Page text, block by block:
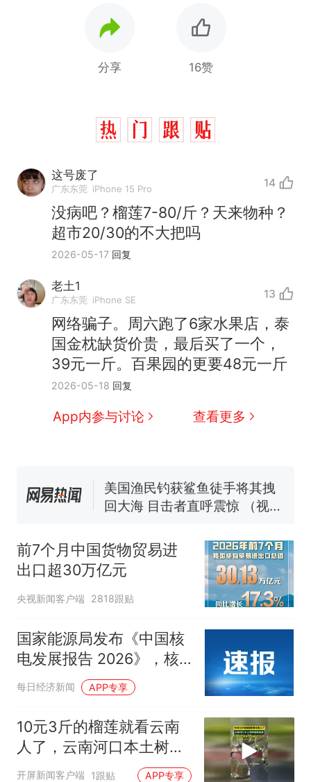
分享 16赞
这号废了
广东东莞 iPhone 15 Pro 14
没病吧？榴莲7-80/斤？天来物种？
超市20/30的不大把吗
2026-05-17 回复
老土1
广东东莞 iPhone SE 13
网络骗子。周六跑了6家水果店，泰
国金枕缺货价贵，最后买了一个，
39元一斤。百果园的更要48元一斤
2026-05-18 回复
App内参与讨论 查看更多
热 那个在床头放菜刀的女孩，
因老师一句“跟我回家”改写了
人生
新
制裁瓜子饺子，美国怕什
么？
费大厨“全国小炒肉大王”称
140多朵
美国渔民钓获鲨鱼徒手将其拽
回大海 目击者直呼震惊 （视频
官方通报
热 那个在床头放菜刀的女孩，
因老师一句“跟我回家”改写了
人生
前7个月中国货物贸易进
出口超30万亿元
央视新闻客户端 2818跟贴
国家能源局发布《中国核
电发展报告 2026》，核
电机组在建规模连续19年
每日经济新闻 APP专享
10元3斤的榴莲就看云南
人了，云南河口本土树熟
榴莲挂果，9月份可采收
开屏新闻客户端 1跟贴 APP专享